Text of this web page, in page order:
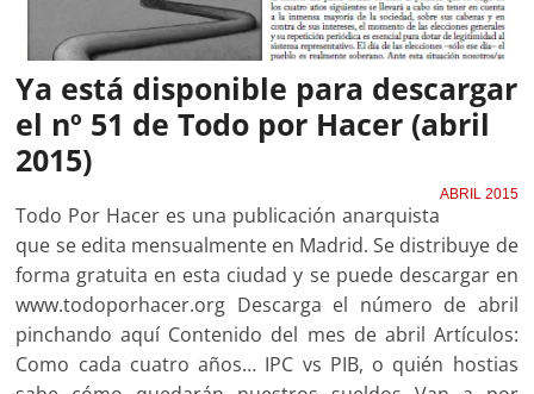
Ya está disponible para descargar
el nº 51 de Todo por Hacer (abril
2015)
ABRIL 2015
Todo Por Hacer es una publicación anarquista
que se edita mensualmente en Madrid. Se distribuye de
forma gratuita en esta ciudad y se puede descargar en
www.todoporhacer.org Descarga el número de abril
pinchando aquí Contenido del mes de abril Artículos:
Como cada cuatro años… IPC vs PIB, o quién hostias